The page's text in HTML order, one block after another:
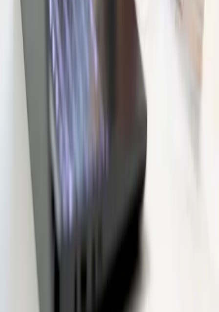
y el tratamiento de mis
datos para recibir asesoramiento.
Enviar